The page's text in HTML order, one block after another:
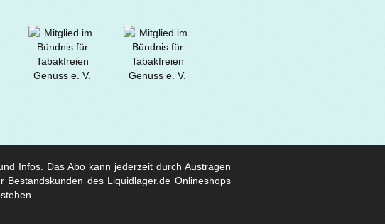
Infos. Das Abo kann jederzeit durch Austragen
des Liquidlager.de Onlineshops